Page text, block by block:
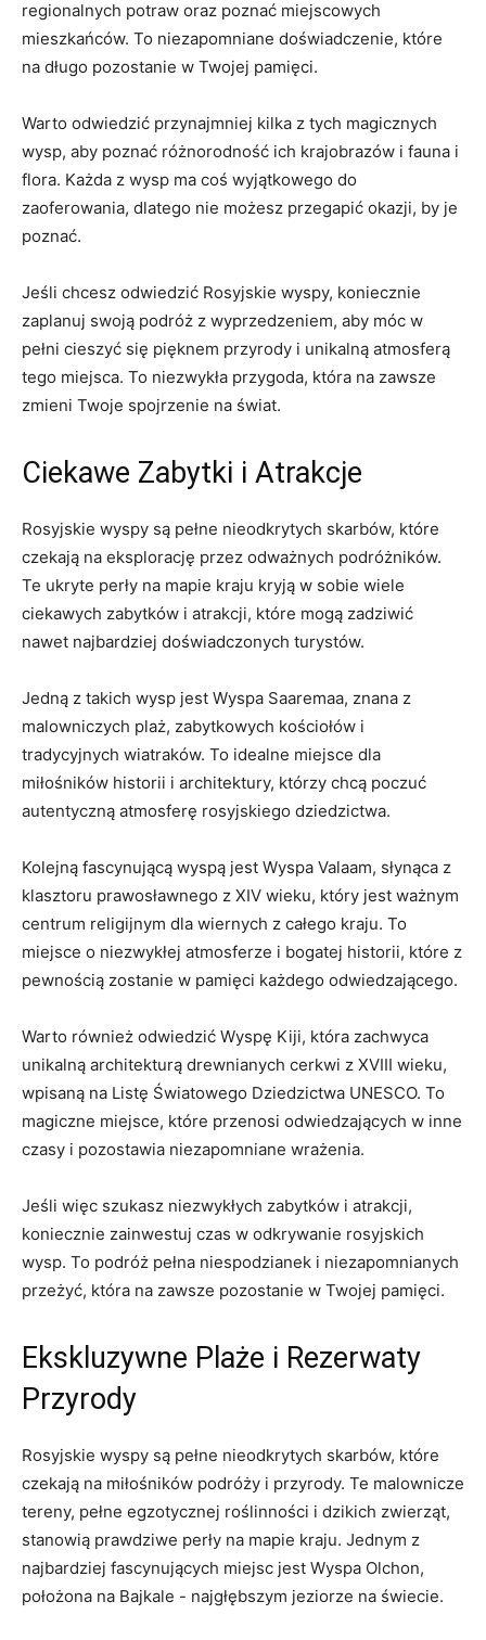
regionalnych potraw ​oraz poznać miejscowych
mieszkańców. To niezapomniane doświadczenie, które⁤
na długo ⁤pozostanie w Twojej pamięci.
Warto odwiedzić przynajmniej kilka z tych magicznych
wysp, aby poznać różnorodność ich​ krajobrazów i ⁢fauna i
⁤flora.‌ Każda z wysp⁣ ma coś wyjątkowego do
zaoferowania, dlatego ‍nie możesz przegapić okazji,⁤ by je
⁤poznać.
Jeśli chcesz odwiedzić Rosyjskie​ wyspy,‌ koniecznie⁤
zaplanuj swoją podróż z wyprzedzeniem,‍ aby móc w
pełni cieszyć się pięknem przyrody i ⁣unikalną⁢ atmosferą
tego​ miejsca. To​ niezwykła przygoda, która na ⁣zawsze
zmieni Twoje spojrzenie na świat.
Ciekawe Zabytki ​i Atrakcje
Rosyjskie ⁤wyspy są pełne nieodkrytych skarbów, które
czekają na​ eksplorację przez odważnych podróżników.⁣
Te⁣ ukryte perły na mapie kraju kryją w sobie wiele
‍ciekawych zabytków i atrakcji, które mogą zadziwić
nawet najbardziej doświadczonych turystów.
Jedną ‍z takich wysp jest Wyspa Saaremaa, znana‍ z
malowniczych plaż, zabytkowych ⁣kościołów i
tradycyjnych wiatraków. To‌ idealne miejsce dla
miłośników historii i architektury,⁣ którzy chcą poczuć‌
autentyczną atmosferę rosyjskiego dziedzictwa.
Kolejną ​fascynującą wyspą jest Wyspa Valaam, ⁣słynąca z
klasztoru prawosławnego z XIV wieku, który jest ważnym
centrum religijnym dla wiernych z całego kraju. To
miejsce o niezwykłej atmosferze i bogatej ‍historii, które ​z
pewnością​ zostanie w pamięci każdego odwiedzającego.
Warto również odwiedzić⁣ Wyspę Kiji, która zachwyca
unikalną architekturą drewnianych cerkwi z XVIII wieku,
wpisaną‍ na Listę⁢ Światowego Dziedzictwa UNESCO.‍ To
magiczne ‌miejsce,⁣ które ⁢przenosi odwiedzających w ⁤inne
czasy i ⁣pozostawia niezapomniane⁢ wrażenia.
Jeśli ‍więc szukasz ⁢niezwykłych‍ zabytków i⁤ atrakcji,
koniecznie zainwestuj czas ⁢w odkrywanie⁣ rosyjskich
wysp. To podróż pełna niespodzianek i ⁤niezapomnianych‌
przeżyć, która‌ na ‌zawsze pozostanie ⁢w Twojej pamięci.
Ekskluzywne Plaże i ‍Rezerwaty
Przyrody
Rosyjskie wyspy są⁤ pełne nieodkrytych skarbów, ⁣które
czekają​ na miłośników‌ podróży i przyrody. Te malownicze⁤
tereny, pełne egzotycznej roślinności ⁤i⁣ dzikich ⁤zwierząt,
stanowią prawdziwe perły​ na ‌mapie kraju. Jednym z
najbardziej fascynujących miejsc⁣ jest Wyspa Olchon,
położona na Bajkale ⁢- najgłębszym jeziorze na świecie.